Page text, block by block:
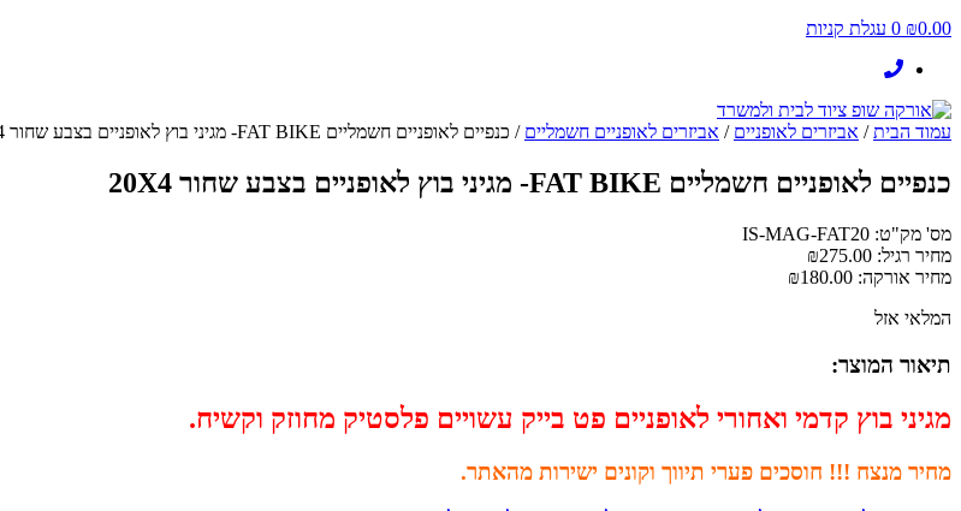
₪0.00
0 עגלת קניות
עמוד הבית/ אביזרים לאופניים / אביזרים לאופניים חשמליים / כנפיים לאופניים חשמליים FAT BIKE- מגיני בוץ לאופניים בצבע שחור 20X4
כנפיים לאופניים חשמליים FAT BIKE- מגיני בוץ לאופניים בצבע שחור 20X4
מס' מק"ט: IS-MAG-FAT20
מחיר רגיל:
₪275.00
מחיר אורקה:
₪180.00
המלאי אזל
תיאור המוצר:
מגיני בוץ קדמי ואחורי לאופניים פט בייק עשויים פלסטיק מחוזק וקשיח.
מחיר מנצח !!! חוסכים פערי תיווך וקונים ישירות מהאתר.